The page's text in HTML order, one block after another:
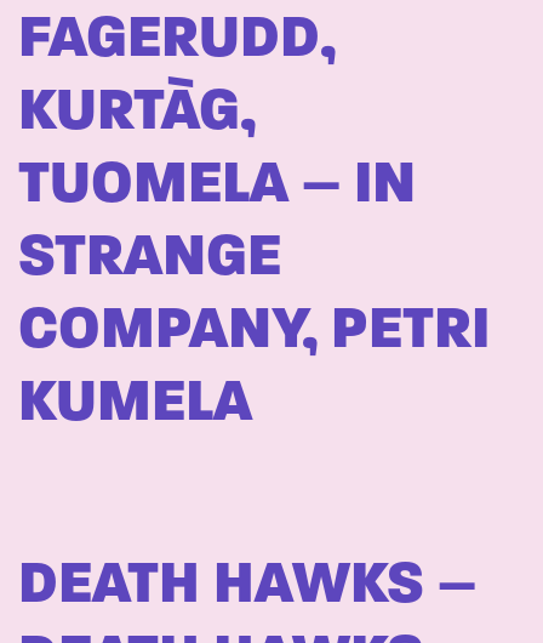
FAGERUDD,
KURTÀG,
TUOMELA – IN
STRANGE
COMPANY, PETRI
KUMELA
DEATH HAWKS –